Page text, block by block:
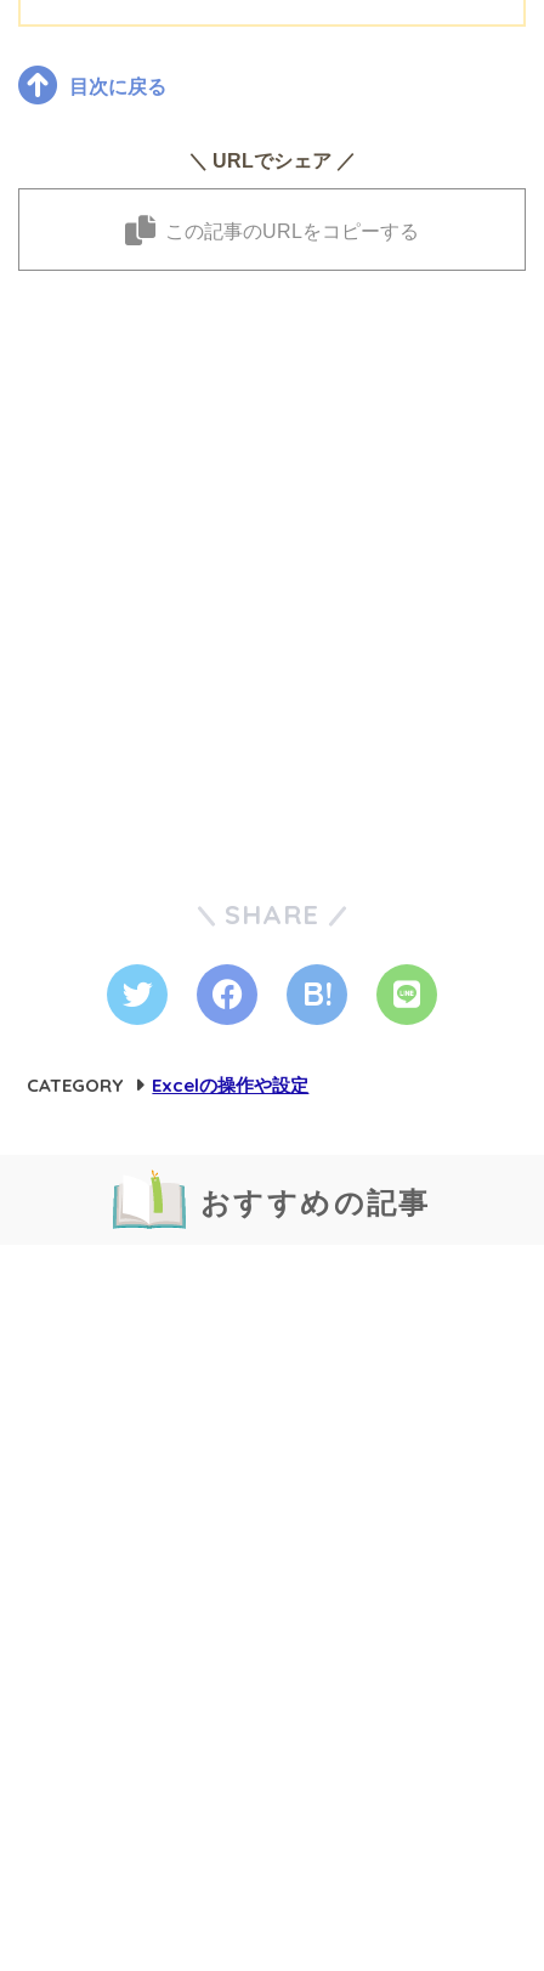
目次に戻る
＼ URLでシェア ／
この記事のURLをコピーする
SHARE
CATEGORY Excelの操作や設定
おすすめの記事